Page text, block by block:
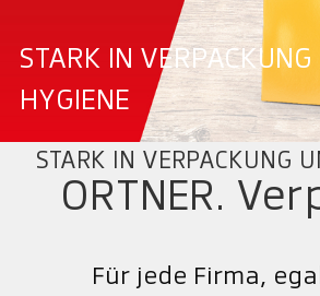
STARK IN VERPACKUNG
HYGIENE
STARK IN VERPACKUNG
ORTNER.
Für jede Firma,